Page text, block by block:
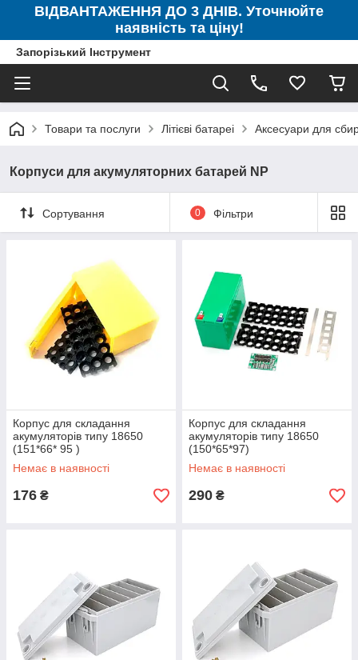
ВІДВАНТАЖЕННЯ ДО 3 ДНІВ. Уточнюйте
наявність та ціну!
Запорізький Інструмент
Товари та послуги Літієві батареі Аксесуари для
Корпуси для акумуляторних батарей NP
Сортування 0 Фільтри
Корпус для складання
акумуляторів типу 18650
(151*66* 95 )
(Кришка+соти+корпус)
Немає в наявності
176 ₴
Корпус для складання
акумуляторів типу 18650
(150*65*97)
(Кришка+соти+плата+корпус)
Немає в наявності
290 ₴